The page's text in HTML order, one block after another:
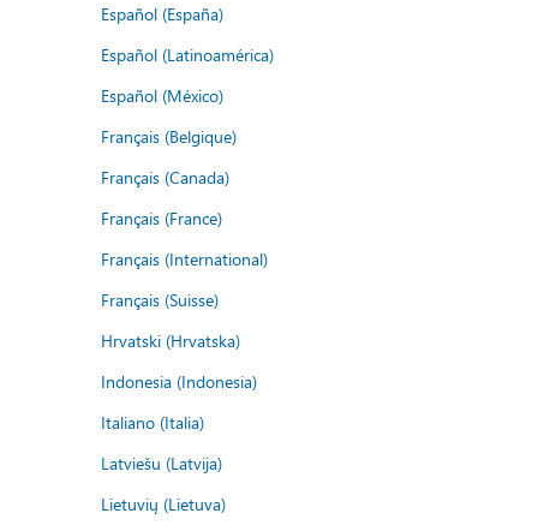
Español (España)
Español (Latinoamérica)
Español (México)
Français (Belgique)
Français (Canada)
Français (France)
Français (International)
Français (Suisse)
Hrvatski (Hrvatska)
Indonesia (Indonesia)
Italiano (Italia)
Latviešu (Latvija)
Lietuvių (Lietuva)